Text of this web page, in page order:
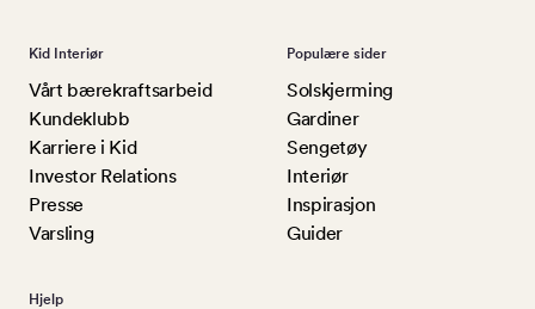
Kid Interiør
Vårt bærekraftsarbeid
Kundeklubb
Karriere i Kid
Investor Relations
Presse
Varsling
Populære sider
Solskjerming
Gardiner
Sengetøy
Interiør
Inspirasjon
Guider
Hjelp